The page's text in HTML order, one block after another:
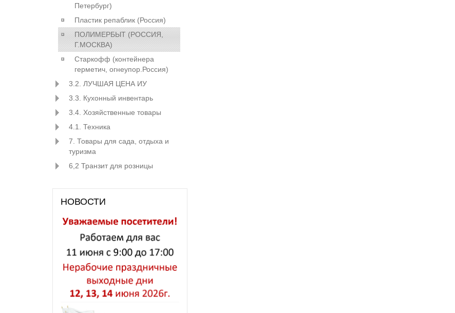
Петербург)
Пластик репаблик (Россия)
ПОЛИМЕРБЫТ (РОССИЯ,
Г.МОСКВА)
Старкофф (контейнера
герметич, огнеупор.Россия)
3.2. ЛУЧШАЯ ЦЕНА ИУ
3.3. Кухонный инвентарь
3.4. Хозяйственные товары
4.1. Техника
7. Товары для сада, отдыха и
туризма
6,2 Транзит для розницы
НОВОСТИ